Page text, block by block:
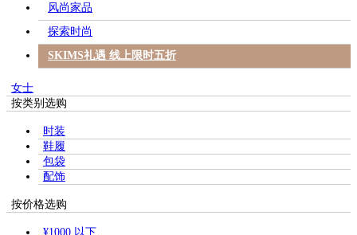
风尚家品
探索时尚
SKIMS礼遇 线上限时五折
女士
按类别选购
时装
鞋履
包袋
配饰
按价格选购
¥1000 以下